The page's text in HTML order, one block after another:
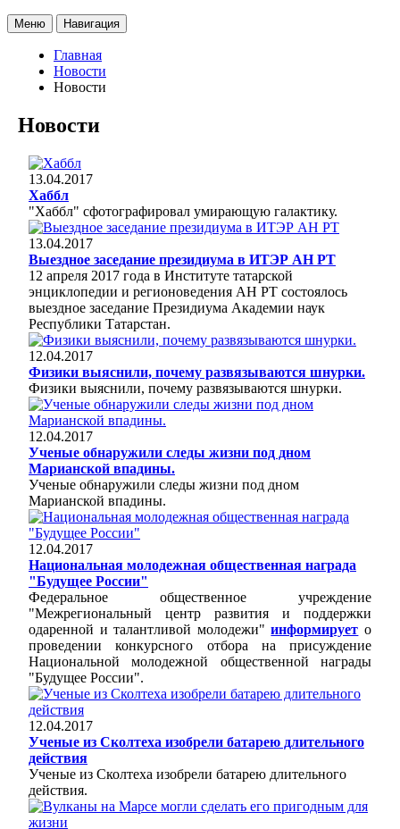
Меню Навигация
Главная
Новости
Новости
Новости
13.04.2017
Хаббл
"Хаббл" сфотографировал умирающую галактику.
13.04.2017
Выездное заседание президиума в ИТЭР АН РТ
12 апреля 2017 года в Институте татарской
энциклопедии и регионоведения АН РТ состоялось
выездное заседание Президиума Академии наук
Республики Татарстан.
12.04.2017
Физики выяснили, почему развязываются шнурки.
Физики выяснили, почему развязываются шнурки.
12.04.2017
Ученые обнаружили следы жизни под дном
Марианской впадины.
Ученые обнаружили следы жизни под дном
Марианской впадины.
12.04.2017
Национальная молодежная общественная награда
"Будущее России"
Федеральное общественное учреждение
"Межрегиональный центр развития и поддержки
одаренной и талантливой молодежи"информирует о
проведении конкурсного отбора на присуждение
Национальной молодежной общественной награды
"Будущее России".
12.04.2017
Ученые из Сколтеха изобрели батарею длительного
действия
Ученые из Сколтеха изобрели батарею длительного
действия.